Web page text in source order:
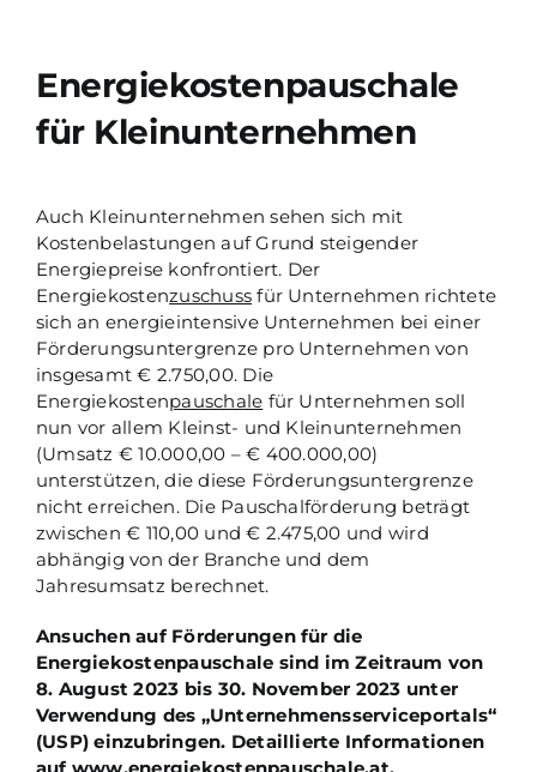
Energiekostenpauschale
für Kleinunternehmen
Auch Kleinunternehmen sehen sich mit
Kostenbelastungen auf Grund steigender
Energiepreise konfrontiert. Der
Energiekostenzuschuss für Unternehmen richtete
sich an energieintensive Unternehmen bei einer
Förderungsuntergrenze pro Unternehmen von
insgesamt € 2.750,00. Die
Energiekostenpauschale für Unternehmen soll
nun vor allem Kleinst- und Kleinunternehmen
(Umsatz € 10.000,00 – € 400.000,00)
unterstützen, die diese Förderungsuntergrenze
nicht erreichen. Die Pauschalförderung beträgt
zwischen € 110,00 und € 2.475,00 und wird
abhängig von der Branche und dem
Jahresumsatz berechnet.
Ansuchen auf Förderungen für die
Energiekostenpauschale sind im Zeitraum von
8. August 2023 bis 30. November 2023 unter
Verwendung des „Unternehmensserviceportals“
(USP) einzubringen. Detaillierte Informationen